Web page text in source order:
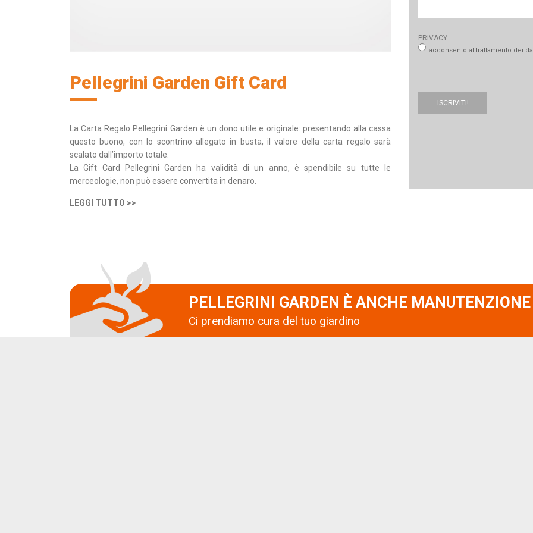
Pellegrini Garden Gift Card
La Carta Regalo Pellegrini Garden è un dono utile e originale: presentando alla cassa
questo buono, con lo scontrino allegato in busta, il valore della carta regalo sarà
scalato dall’importo totale.
La Gift Card Pellegrini Garden ha validità di un anno, è spendibile su tutte le
merceologie, non può essere convertita in denaro.
LEGGI TUTTO >>
PRIVACY
acconsento al trattamento dei
PELLEGRINI GARDEN È ANCHE MANUTENZIONE
Ci prendiamo cura del tuo giardino